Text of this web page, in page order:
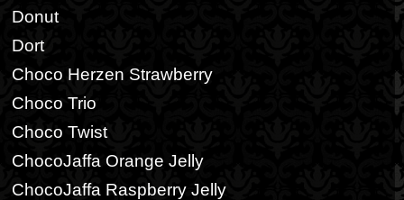
Donut
Dort
Choco Herzen Strawberry
Choco Trio
Choco Twist
ChocoJaffa Orange Jelly
ChocoJaffa Raspberry Jelly